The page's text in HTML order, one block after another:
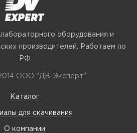
оборудования и
производителей. Работаем по
РФ
ООО "ДВ-Эксперт"
Каталог
для скачивания
О компании